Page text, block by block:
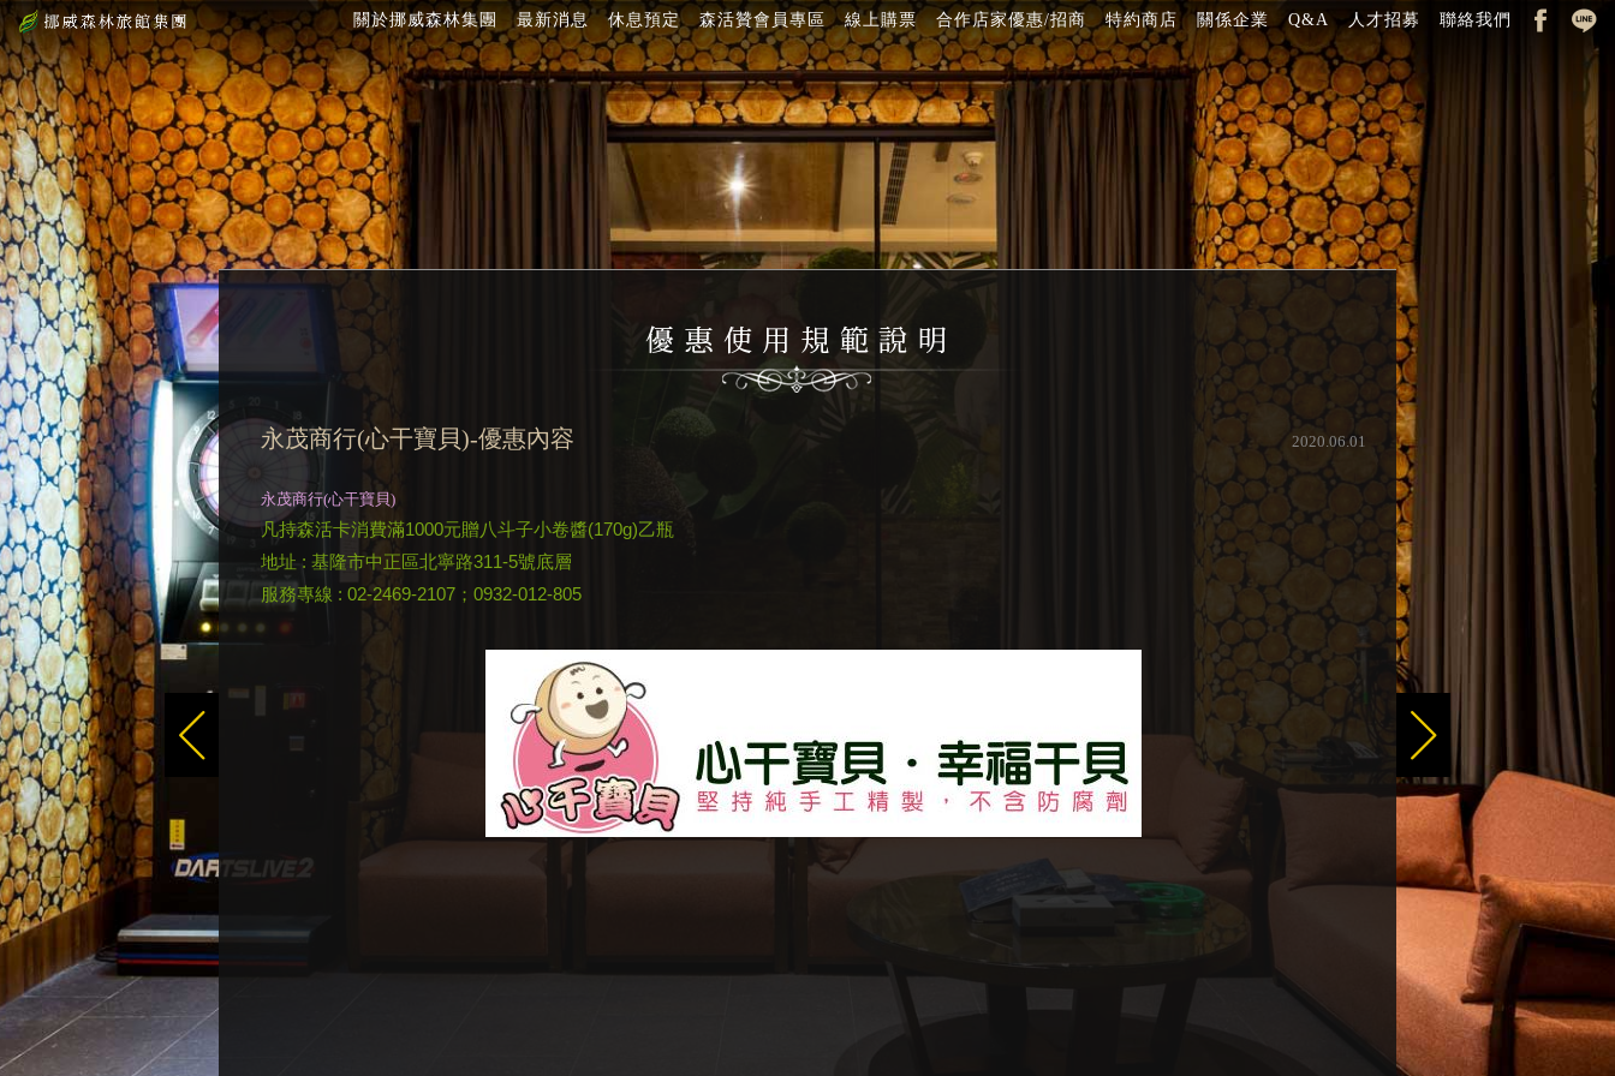
關於挪威森林集團 最新消息 休息預定 森活贊會員專區 線上購票 合作店家優惠/招商 特約商店 關係企業 Q&A 人才招募 聯絡我們
永茂商行(心干寶貝)-優惠內容 2020.06.01
永茂商行(心干寶貝)
凡持森活卡消費滿1000元贈八斗子小卷醬(170g)乙瓶
地址 : 基隆市中正區北寧路311-5號底層
服務專線 : 02-2469-2107；0932-012-805